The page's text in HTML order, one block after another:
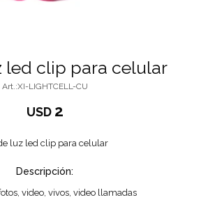
led clip para celular
XI-LIGHTCELL-CU
USD 2
luz led clip para celular
Descripción:
video, vivos, video llamadas